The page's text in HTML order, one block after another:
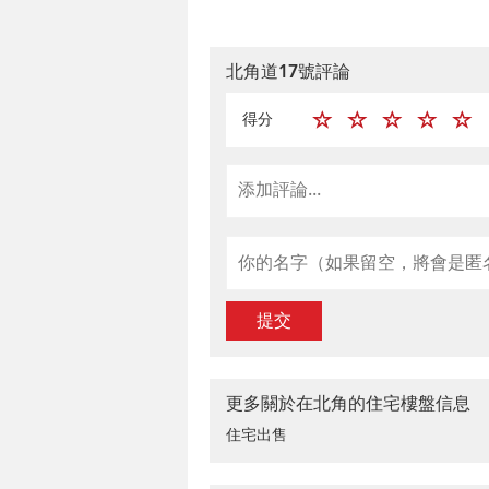
北角道17號評論
得分
提交
更多關於在北角的住宅樓盤信息
住宅出售